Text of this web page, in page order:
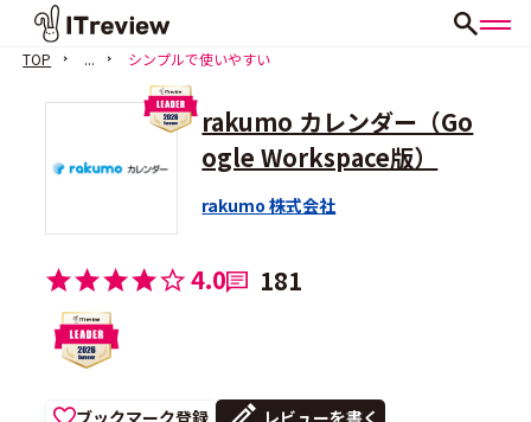
TOP ... シンプルで使いやすい
rakumo カレンダー（Go
ogle Workspace版）
rakumo 株式会社
4.0 181